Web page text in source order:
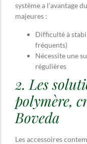
système a l’avantage
majeures :
Difficulté à
fréquents)
Nécessite une
régulières
2. Les
polymère,
Boveda
Les accessoires